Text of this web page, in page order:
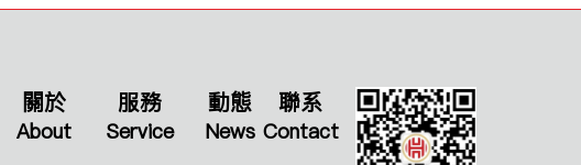
關於
About
服務
Service
動態
News
聯系
Contact